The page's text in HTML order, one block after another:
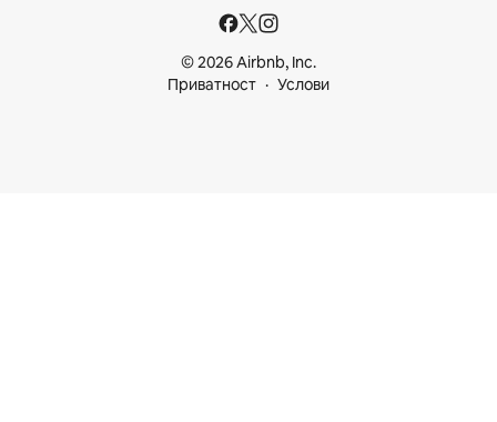
© 2026 Airbnb, Inc.
Приватност
Услови